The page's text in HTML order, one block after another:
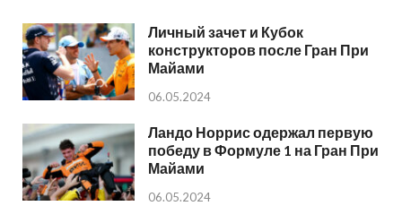
Личный зачет и Кубок
конструкторов после Гран При
Майами
06.05.2024
Ландо Норрис одержал первую
победу в Формуле 1 на Гран При
Майами
06.05.2024